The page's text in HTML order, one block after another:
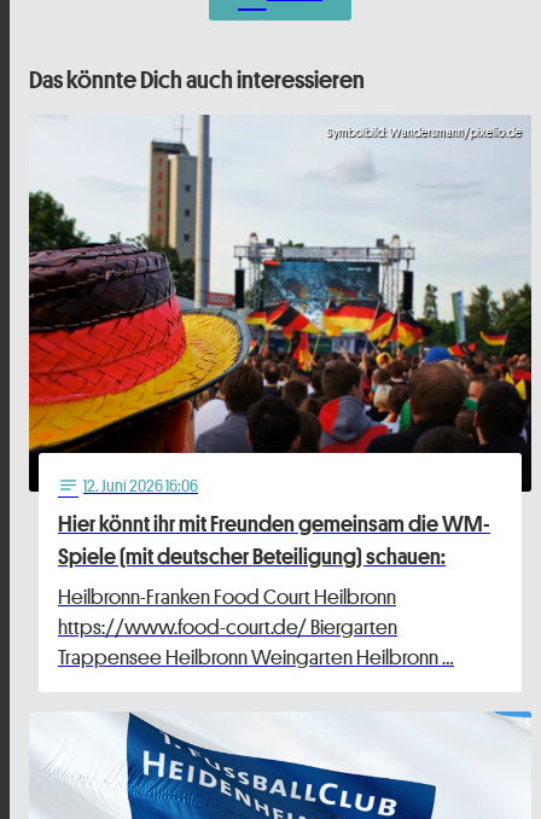
Das könnte Dich auch interessieren
Symbolbild: Wandersmann/pixelio.de
notes 12. Juni 2026 16:06
Hier könnt ihr mit Freunden gemeinsam die WM-
Spiele (mit deutscher Beteiligung) schauen:
Heilbronn-Franken Food Court Heilbronn
https://www.food-court.de/ Biergarten
Trappensee Heilbronn Weingarten Heilbronn …